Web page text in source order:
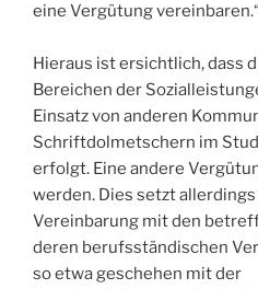
eine Vergütung vereinbaren.“
Hieraus ist ersichtlich, dass
Bereichen der
Einsatz von anderen
Schriftdolmetschern im
erfolgt. Eine andere
werden. Dies setzt
Vereinbarung mit den
deren berufsständischen
so etwa geschehen mit der